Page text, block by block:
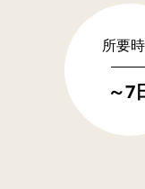
所要
～7